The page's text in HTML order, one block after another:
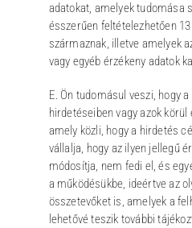
adatokat, amelyek tudomása
ésszerűen feltételezhetően
származnak, illetve amelyek
vagy egyéb érzékeny adatok
E. Ön tudomásul veszi, hogy
hirdetéseiben vagy azok
amely közli, hogy a hirdetés
vállalja, hogy az ilyen jellegű
módosítja, nem fedi el, és
a működésükbe, ideértve az
összetevőket is, amelyek a
lehetővé teszik további